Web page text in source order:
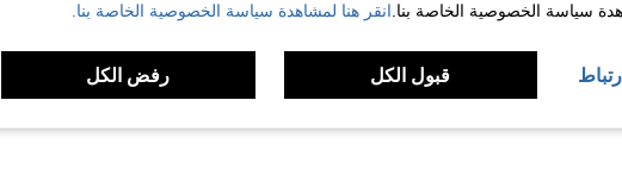
سياسة الخصوصية الخاصة بنا. انقر هنا لمشاهدة سياسة الخصوصية الخاصة بنا.
قبول الكل رفض الكل